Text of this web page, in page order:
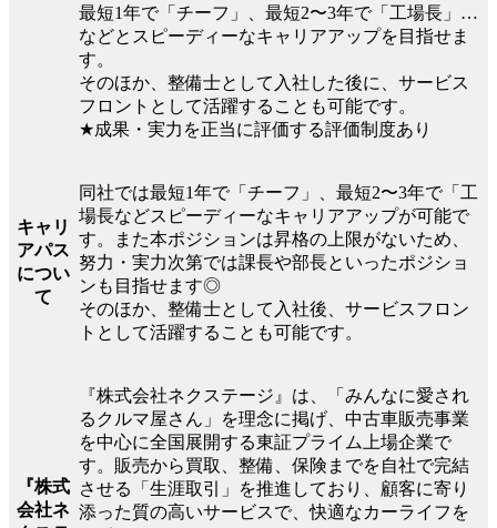
最短1年で「チーフ」、最短2〜3年で「工場長」…
などとスピーディーなキャリアアップを目指せま
す。
そのほか、整備士として入社した後に、サービス
フロントとして活躍することも可能です。
★成果・実力を正当に評価する評価制度あり
キャリ
アパス
につい
て
同社では最短1年で「チーフ」、最短2〜3年で「工
場長などスピーディーなキャリアアップが可能で
す。また本ポジションは昇格の上限がないため、
努力・実力次第では課長や部長といったポジショ
ンも目指せます◎
そのほか、整備士として入社後、サービスフロン
トとして活躍することも可能です。
『株式
会社ネ
『株式会社ネクステージ』は、「みんなに愛され
るクルマ屋さん」を理念に掲げ、中古車販売事業
を中心に全国展開する東証プライム上場企業で
す。販売から買取、整備、保険までを自社で完結
させる「生涯取引」を推進しており、顧客に寄り
添った質の高いサービスで、快適なカーライフを